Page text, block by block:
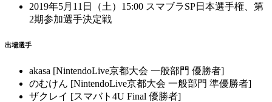
2019年5月11日（土）15:00 スマブラSP日本選手権、第
2期参加選手決定戦
出場選手
akasa [NintendoLive京都大会 一般部門 優勝者]
のむけん [NintendoLive京都大会 一般部門 準優勝者]
ザクレイ [スマバト4U Final 優勝者]